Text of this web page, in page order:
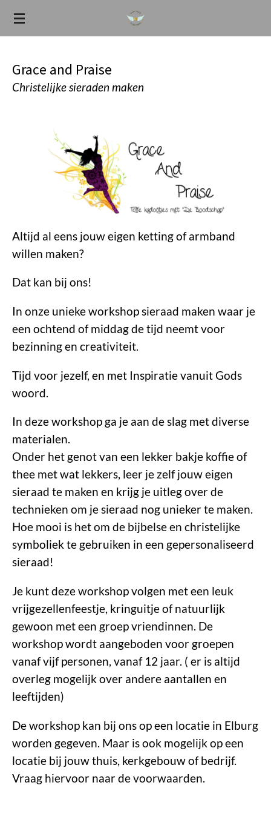
Ga
de
hoofdinhoud
Grace and Praise
Christelijke sieraden maken
Altijd al eens jouw eigen ketting of armband
willen maken?
Dat kan bij ons!
In onze unieke workshop sieraad maken waar je
een ochtend of middag de tijd neemt voor
bezinning en creativiteit.
Tijd voor jezelf, en met Inspiratie vanuit Gods
woord.
In deze workshop ga je aan de slag met diverse
materialen.
Onder het genot van een lekker bakje koffie of
thee met wat lekkers, leer je zelf jouw eigen
sieraad te maken en krijg je uitleg over de
technieken om je sieraad nog unieker te maken.
Hoe mooi is het om de bijbelse en christelijke
symboliek te gebruiken in een gepersonaliseerd
sieraad!
Je kunt deze workshop volgen met een leuk
vrijgezellenfeestje, kringuitje of natuurlijk
gewoon met een groep vriendinnen. De
workshop wordt aangeboden voor groepen
vanaf vijf personen, vanaf 12 jaar. ( er is altijd
overleg mogelijk over andere aantallen en
leeftijden)
De workshop kan bij ons op een locatie in Elburg
worden gegeven. Maar is ook mogelijk op een
locatie bij jouw thuis, kerkgebouw of bedrijf.
Vraag hiervoor naar de voorwaarden.